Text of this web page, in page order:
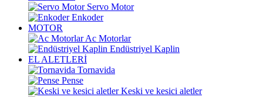
Servo Motor
Enkoder
MOTOR
Ac Motorlar
Endüstriyel Kaplin
EL ALETLERİ
Tornavida
Pense
Keski ve kesici aletler